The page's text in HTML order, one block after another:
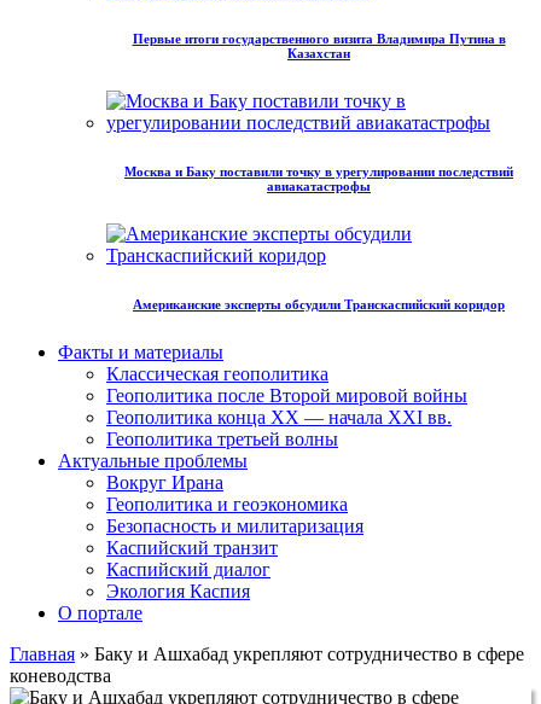
Первые итоги государственного визита Владимира Путина в
Казахстан
Москва и Баку поставили точку в урегулировании последствий
авиакатастрофы
Американские эксперты обсудили Транскаспийский коридор
Факты и материалы
Классическая геополитика
Геополитика после Второй мировой войны
Геополитика конца XX — начала XXI вв.
Геополитика третьей волны
Актуальные проблемы
Вокруг Ирана
Геополитика и геоэкономика
Безопасность и милитаризация
Каспийский транзит
Каспийский диалог
Экология Каспия
О портале
Главная » Баку и Ашхабад укрепляют сотрудничество в сфере
коневодства